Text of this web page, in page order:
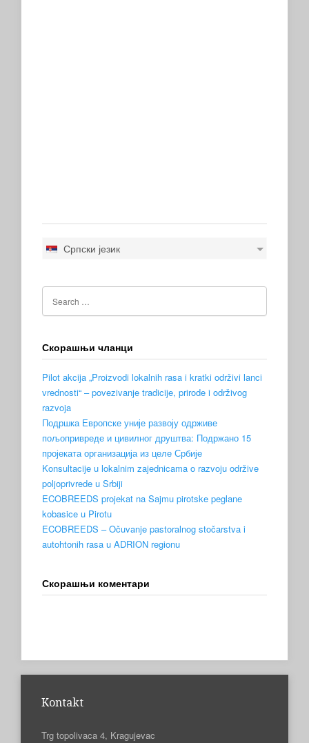
Српски језик
Скорашњи чланци
Pilot akcija „Proizvodi lokalnih rasa i kratki održivi lanci
vrednosti“ – povezivanje tradicije, prirode i održivog
razvoja
Подршка Европске уније развоју одрживе
пољопривреде и цивилног друштва: Подржано 15
пројеката организација из целе Србије
Konsultacije u lokalnim zajednicama o razvoju održive
poljoprivrede u Srbiji
ECOBREEDS projekat na Sajmu pirotske peglane
kobasice u Pirotu
ECOBREEDS – Očuvanje pastoralnog stočarstva i
autohtonih rasa u ADRION regionu
Скорашњи коментари
Kontakt
Trg topolivaca 4, Kragujevac